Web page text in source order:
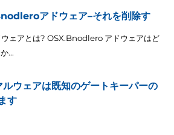
アドウェア–それを削除す
ェアとは? OSX.Bnodlero アドウェアはど
...
ウェアは既知のゲートキーパーの
す